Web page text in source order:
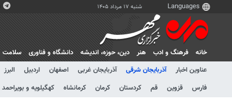
شنبه ۱۷ مرداد ۱۴۰۵
خانه فرهنگ و ادب هنر دين، حوزه، انديشه دانشگاه و فناوری سلامت
عناوین اخبار
آذربایجان شرقی آذربایجان غربی اصفهان اردبیل البرز
فارس
قزوین قم کردستان کرمان کرمانشاه کهگیلویه و بویراحمد